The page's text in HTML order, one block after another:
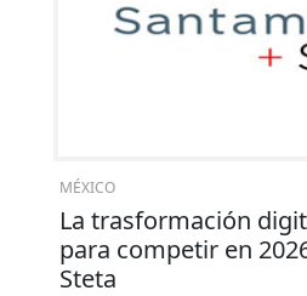
MÉXICO
La trasformación
para competir en
Steta